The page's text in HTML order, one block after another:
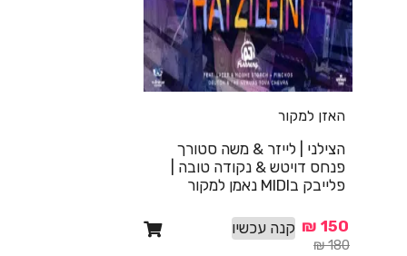
האזן למקור
הצילני | לייזר & משה סטורך
פנחס דויטש & נקודה טובה |
פלייבק בMIDI נאמן למקור
₪180
₪ 150 קנה עכשיו